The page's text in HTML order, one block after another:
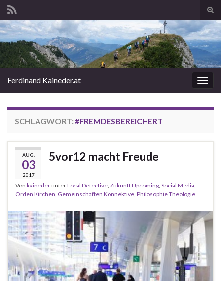
Search for:
Ferdinand Kaineder.at
SCHLAGWORT: #FREMDESBEREICHERT
AUG.
03
2017
5vor12 macht Freude
Von kainederunterLocal Detective Zukunft Upcoming Social Media
Orden Kirchen Gemeinschaften Konnektive Philosophie Theologie